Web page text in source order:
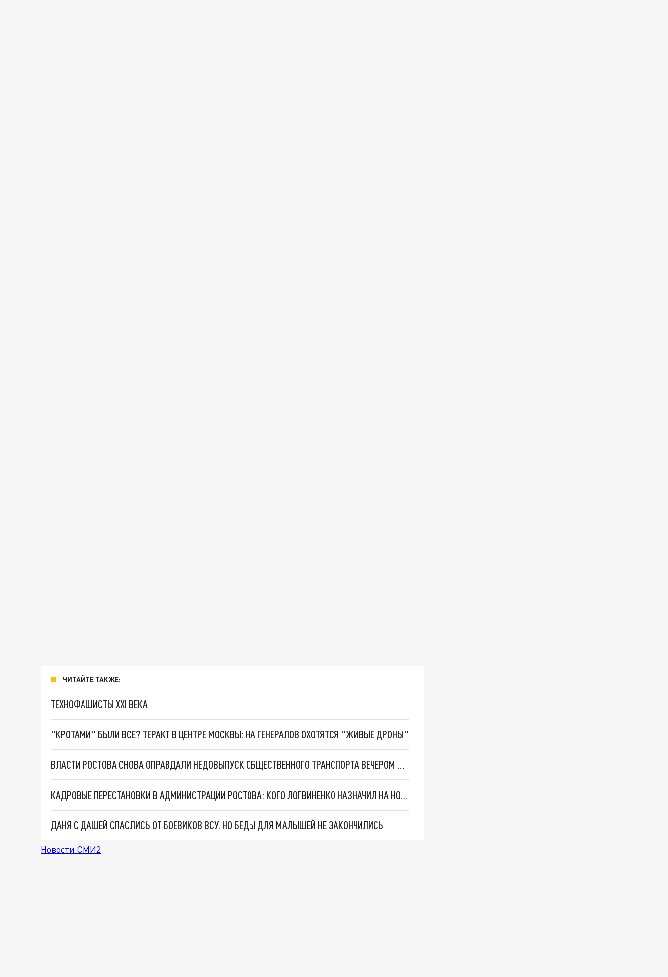
ЧИТАЙТЕ ТАКЖЕ:
ТЕХНОФАШИСТЫ XXI ВЕКА
"КРОТАМИ" БЫЛИ ВСЕ? ТЕРАКТ В ЦЕНТРЕ МОСКВЫ: НА ГЕНЕРАЛОВ ОХОТЯТСЯ "ЖИВЫЕ ДРОНЫ"
ВЛАСТИ РОСТОВА СНОВА ОПРАВДАЛИ НЕДОВЫПУСК ОБЩЕСТВЕННОГО ТРАНСПОРТА ВЕЧЕРОМ НЕХВАТКОЙ ВОДИТЕЛЕЙ
КАДРОВЫЕ ПЕРЕСТАНОВКИ В АДМИНИСТРАЦИИ РОСТОВА: КОГО ЛОГВИНЕНКО НАЗНАЧИЛ НА НОВЫЕ ДОЛЖНОСТИ
ДАНЯ С ДАШЕЙ СПАСЛИСЬ ОТ БОЕВИКОВ ВСУ. НО БЕДЫ ДЛЯ МАЛЫШЕЙ НЕ ЗАКОНЧИЛИСЬ
Новости СМИ2